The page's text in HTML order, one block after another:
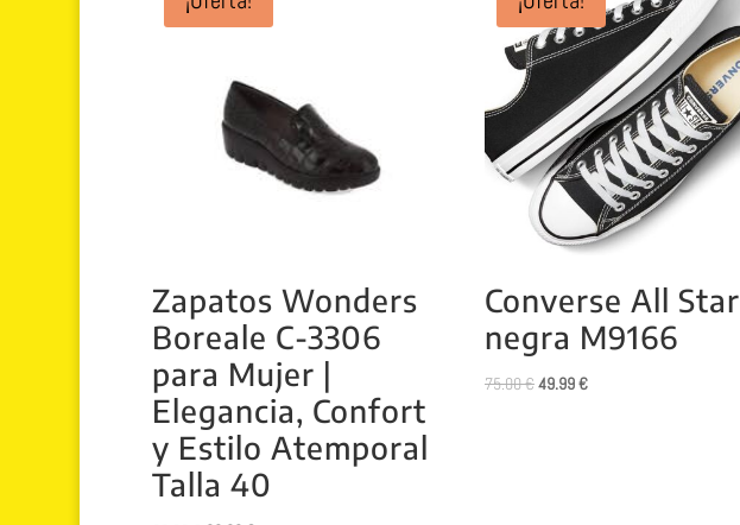
Zapatos Wonders
Boreale C-3306
para Mujer |
Elegancia, Confort
y Estilo Atemporal
Talla 40
Converse All Star
negra M9166
75.00€El
49.99€El